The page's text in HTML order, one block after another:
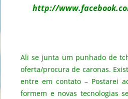
http://
Ali se junta um punhado de
oferta/procura de caronas.
entre em contato – Postarei
formem e novas tecnologias